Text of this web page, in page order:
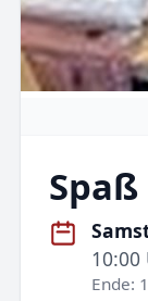
10:00
Ende: